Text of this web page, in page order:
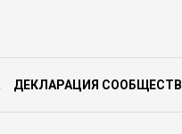
ДЕКЛАРАЦИЯ